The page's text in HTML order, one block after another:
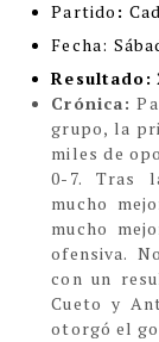
Partido :
Fecha:
Resultado:
Crónica:
grupo, la
miles de
0-7. Tras
mucho
mucho
ofensiva.
con un
Cueto y
otorgó el